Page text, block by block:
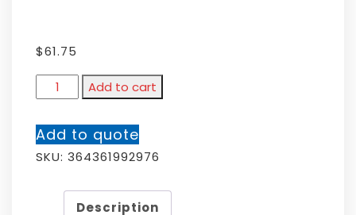
$61.75
Add to cart
Add to quote
SKU: 364361992976
Description